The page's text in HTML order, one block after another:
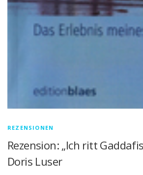
REZENSIONEN
Rezension: „Ich ritt
Doris Luser